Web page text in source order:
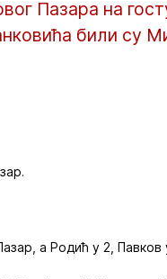
Пазара на
били су
а Родић у 2,